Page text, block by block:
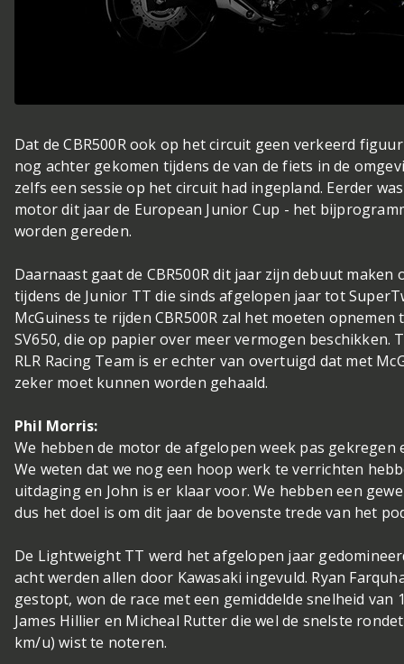
Dat de CBR500R ook op het circuit geen verkeerd
nog achter gekomen tijdens de van de fiets in de
zelfs een sessie op het circuit had ingepland. Eerder
motor dit jaar de European Junior Cup - het
worden gereden.
Daarnaast gaat de CBR500R dit jaar zijn debuut
tijdens de Junior TT die sinds afgelopen jaar tot
McGuiness te rijden CBR500R zal het moeten opnemen
SV650, die op papier over meer vermogen beschikken.
RLR Racing Team is er echter van overtuigd dat met
zeker moet kunnen worden gehaald.
Phil Morris:
We hebben de motor de afgelopen week pas gekregen
We weten dat we nog een hoop werk te verrichten
uitdaging en John is er klaar voor. We hebben een
dus het doel is om dit jaar de bovenste trede van het
De Lightweight TT werd het afgelopen jaar
acht werden allen door Kawasaki ingevuld. Ryan
gestopt, won de race met een gemiddelde snelheid van
James Hillier en Micheal Rutter die wel de snelste
km/u) wist te noteren.